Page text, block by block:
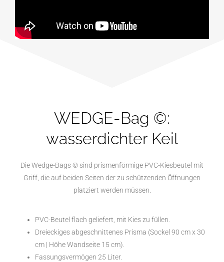
WEDGE-Bag ©:
wasserdichter Keil
Die Wedge-Bags © sind prismenförmige PVC-Kiesbeutel mit
Griff, die auf beiden Seiten der zu schützenden Öffnungen
platziert werden müssen.
PVC-Beutel flach geliefert, mit Kies zu füllen.
Dreieckiges abgeschnittenes Prisma (Sockel 90 cm x 30
cm | Höhe Wandseite 15 cm).
Fassungsvermögen 25 Liter.